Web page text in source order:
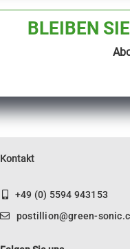
BLEIBEN
Kontakt
+49 (0) 5594 943153
postillion@green-